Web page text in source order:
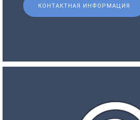
КОНТАКТНАЯ ИНФОРМАЦИЯ